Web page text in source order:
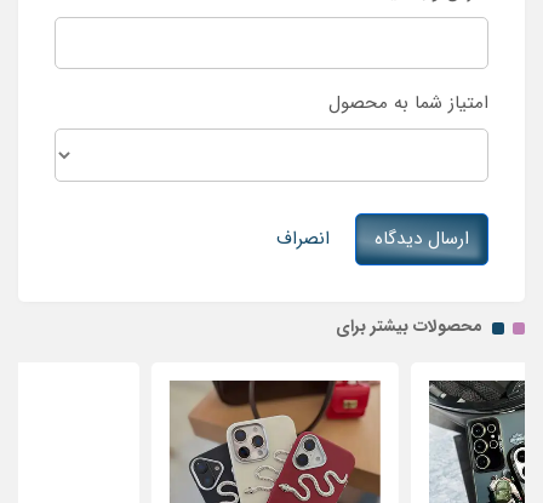
امتیاز شما به محصول
ارسال دیدگاه انصراف
محصولات بیشتر برای